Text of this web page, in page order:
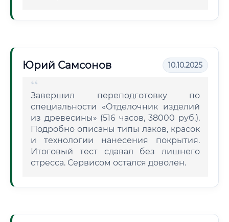
Юрий Самсонов 10.10.2025
Завершил переподготовку по
специальности «Отделочник изделий
из древесины» (516 часов, 38000 руб.).
Подробно описаны типы лаков, красок
и технологии нанесения покрытия.
Итоговый тест сдавал без лишнего
стресса. Сервисом остался доволен.